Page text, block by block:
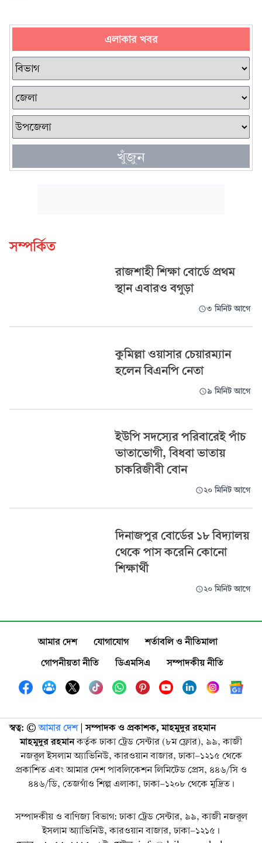
এলাকার খবর
খুঁজুন
সম্পর্কিত
রাজশাহী শিক্ষা বোর্ডে প্রথম
স্থান এবারও বগুড়া
৩ মিনিট আগে
কুমিল্লা ওয়াসার চেয়ারম্যান
হলেন বিএনপি নেতা
৯ মিনিট আগে
ইউপি সদস্যের পরিবারেই পাঁচ
ভাতাভোগী, বিধবা ভাতায়
চাকরিজীবী বোন
২০ মিনিট আগে
দিনাজপুর বোর্ডের ১৮ বিদ্যালয়
থেকে পাস করেনি কোনো
শিক্ষার্থী
২০ মিনিট আগে
আমার দেশ যোগাযোগ
শর্তাবলি ও নীতিমালা
গোপনীয়তা নীতি
ডিএমসিএ সম্পাদকীয় নীতি
স্বত্ব: ©️ আমার দেশ| সম্পাদক ও প্রকাশক, মাহমুদুর রহমান
মাহমুদুর রহমানকর্তৃক ঢাকা ট্রেড সেন্টার (৮ম ফ্লোর), ৯৯, কাজী
নজরুল ইসলাম অ্যাভিনিউ, কারওয়ান বাজার, ঢাকা-১২১৫ থেকে
প্রকাশিত এবং আমার দেশ পাবলিকেশন লিমিটেড প্রেস, ৪৪৬/সি ও
৪৪৬/ডি, তেজগাঁও শিল্প এলাকা, ঢাকা-১২০৮ থেকে মুদ্রিত।
সম্পাদকীয় ও বাণিজ্য বিভাগ: ঢাকা ট্রেড সেন্টার, ৯৯, কাজী নজরুল
ইসলাম অ্যাভিনিউ, কারওয়ান বাজার, ঢাকা-১২১৫।